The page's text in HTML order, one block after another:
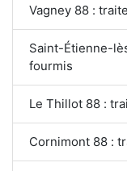
Vagney 88 :
Saint-Étienne-
fourmis
Le Thillot 88 :
Cornimont 88 :